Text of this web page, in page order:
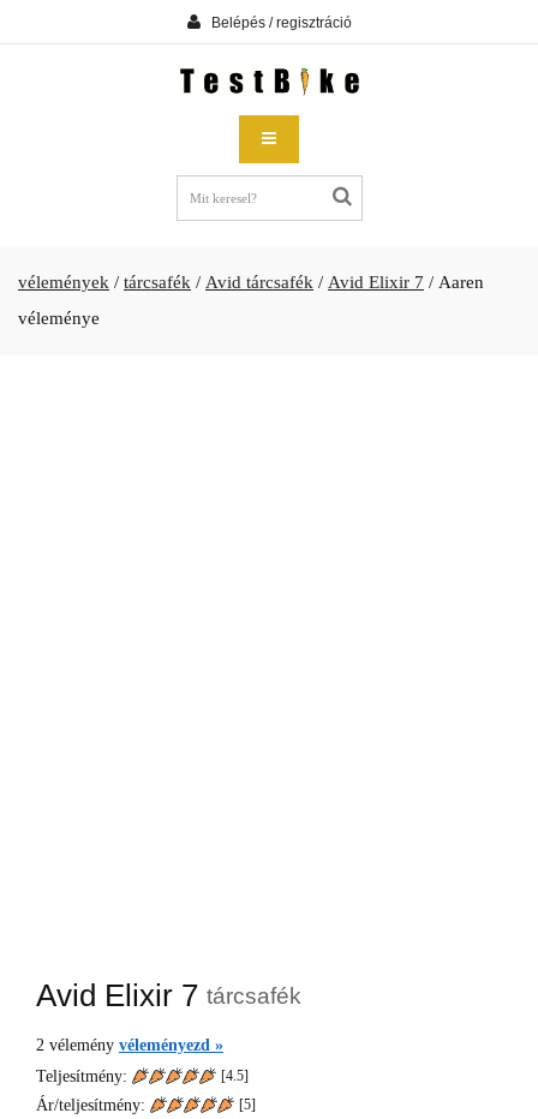
Belépés / regisztráció
vélemények / tárcsafék / Avid tárcsafék / Avid Elixir 7 / Aaren
véleménye
Avid Elixir 7 tárcsafék
2 vélemény véleményezd »
Teljesítmény:
[4.5]
Ár/teljesítmény: [5]